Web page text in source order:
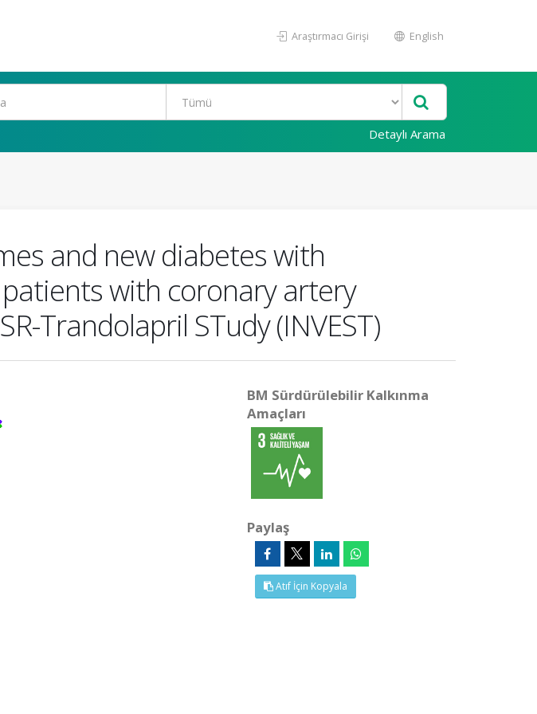
Araştırmacı Girişi English
Detaylı Arama
and new diabetes with
with coronary artery
Trandolapril STudy (INVEST)
BM Sürdürülebilir Kalkınma
Amaçları
Paylaş
Atıf İçin Kopyala